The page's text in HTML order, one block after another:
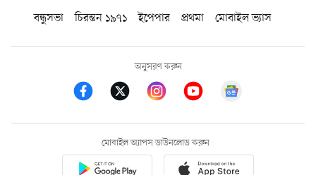
বন্ধুসভা
চিরন্তন ১৯৭১ ইপেপার প্রথমা মোবাইল ভ্যাস
অনুসরণ করুন
মোবাইল অ্যাপস ডাউনলোড করুন